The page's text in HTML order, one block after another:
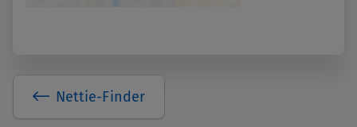
Nettie-Finder